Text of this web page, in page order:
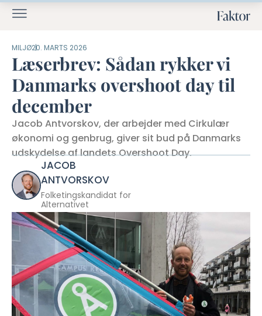
MILJØ20. MARTS 2026
Læserbrev: Sådan rykker vi
Danmarks overshoot day til
december
Jacob Antvorskov, der arbejder med Cirkulær
økonomi og genbrug, giver sit bud på Danmarks
udskydelse af landets Overshoot Day.
JACOB
ANTVORSKOV
Folketingskandidat for
Alternativet